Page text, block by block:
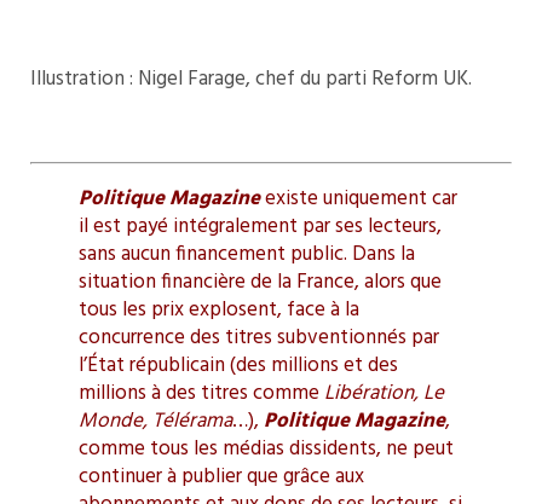
Illustration : Nigel Farage, chef du parti Reform UK.
Politique Magazineexiste uniquement car
il est payé intégralement par ses lecteurs,
sans aucun financement public. Dans la
situation financière de la France, alors que
tous les prix explosent, face à la
concurrence des titres subventionnés par
l’État républicain (des millions et des
millions à des titres comme Libération, Le
Monde, Télérama…), Politique Magazine,
comme tous les médias dissidents, ne peut
continuer à publier que grâce aux